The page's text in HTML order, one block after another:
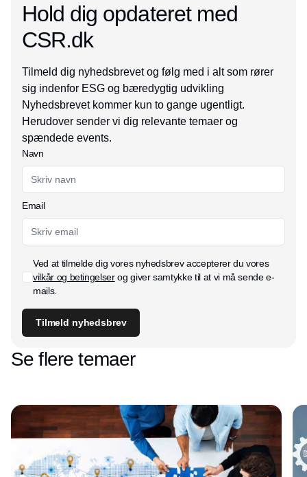
Hold dig opdateret med
CSR.dk
Tilmeld dig nyhedsbrevet og følg med i alt som rører
sig indenfor ESG og bæredygtig udvikling
Nyhedsbrevet kommer kun to gange ugentligt.
Herudover sender vi dig relevante temaer og
spændede events.
Navn
Email
Ved at tilmelde dig vores nyhedsbrev accepterer du vores
vilkår og betingelserog giver samtykke til at vi må sende e-
mails.
Tilmeld nyhedsbrev
Se flere temaer